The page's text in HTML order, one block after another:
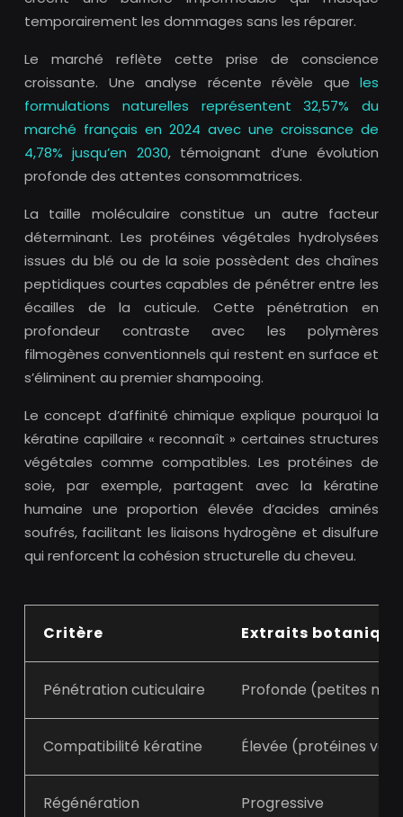
temporairement les dommages sans les réparer.
Le marché reflète cette prise de conscience
croissante. Une analyse récente révèle que les
formulations naturelles représentent 32,57% du
marché français en 2024 avec une croissance de
4,78% jusqu’en 2030, témoignant d’une évolution
profonde des attentes consommatrices.
La taille moléculaire constitue un autre facteur
déterminant. Les protéines végétales hydrolysées
issues du blé ou de la soie possèdent des chaînes
peptidiques courtes capables de pénétrer entre les
écailles de la cuticule. Cette pénétration en
profondeur contraste avec les polymères
filmogènes conventionnels qui restent en surface et
s’éliminent au premier shampooing.
Le concept d’affinité chimique explique pourquoi la
kératine capillaire « reconnaît » certaines structures
végétales comme compatibles. Les protéines de
soie, par exemple, partagent avec la kératine
humaine une proportion élevée d’acides aminés
soufrés, facilitant les liaisons hydrogène et disulfure
qui renforcent la cohésion structurelle du cheveu.
Critère Extraits
Pénétration cuticulaire Profonde (petites
Compatibilité kératine Élevée (protéines
Régénération Progressive